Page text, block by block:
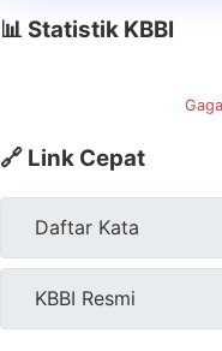
📊 Statistik KBBI
🔗 Link Cepat
Daftar Kata
KBBI Resmi